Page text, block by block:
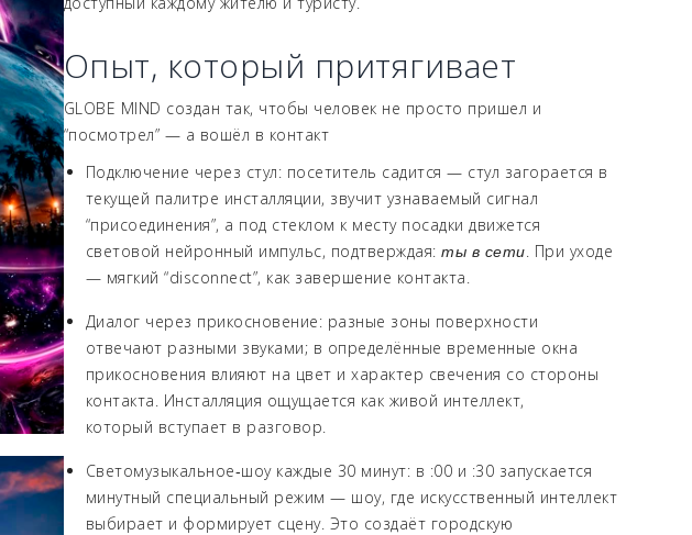
Опыт, который притягивает
GLOBE MIND создан так, чтобы человек не просто пришел и
“посмотрел” — а вошёл в контакт
Подключение через стул: посетитель садится — стул загорается в
текущей палитре инсталляции, звучит узнаваемый сигнал
“присоединения”, а под стеклом к месту посадки движется
световой нейронный импульс, подтверждая:ты в сети. При уходе
— мягкий “disconnect”, как завершение контакта.
Диалог через прикосновение: разные зоны поверхности
отвечают разными звуками; в определённые временные окна
прикосновения влияют на цвет и характер свечения со стороны
контакта. Инсталляция ощущается как живой интеллект,
который вступает в разговор.
Светомузыкальное‑шоу каждые 30 минут: в :00 и :30 запускается
минутный специальный режим — шоу, где искусственный интеллект
выбирает и формирует сцену. Это создаёт городскую